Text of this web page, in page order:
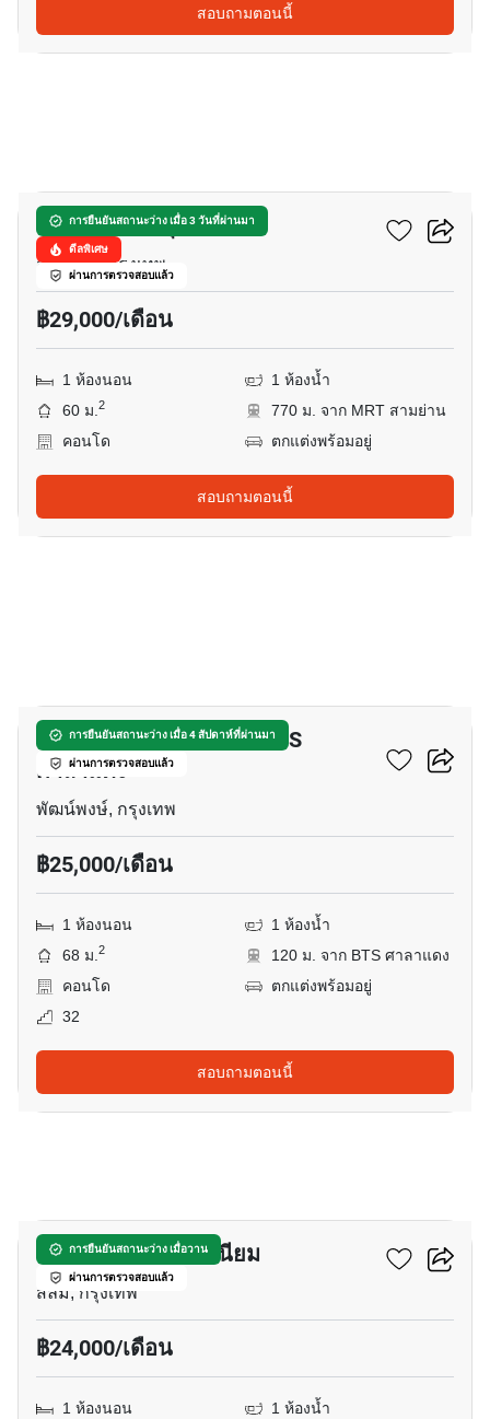
สอบถามตอนนี้
การยืนยันสถานะว่าง เมื่อ 3 วันที่ผ่านมา
ดีลพิเศษ
ผ่านการตรวจสอบแล้ว
ศุภาลัย เอลีท สุรวงศ์
สี่พระยา, กรุงเทพ
฿29,000/เดือน
1 ห้องนอน
1 ห้องน้ำ
60 ม.2
770 ม. จาก MRT สามย่าน
คอนโด
ตกแต่งพร้อมอยู่
สอบถามตอนนี้
การยืนยันสถานะว่าง เมื่อ 4 สัปดาห์ที่ผ่านมา
ผ่านการตรวจสอบแล้ว
คอนโด 1-ห้องนอน ใกล้ BTS
ศาลาแดง
พัฒน์พงษ์, กรุงเทพ
฿25,000/เดือน
1 ห้องนอน
1 ห้องน้ำ
68 ม.2
120 ม. จาก BTS ศาลาแดง
คอนโด
ตกแต่งพร้อมอยู่
32
สอบถามตอนนี้
การยืนยันสถานะว่าง เมื่อวาน
ผ่านการตรวจสอบแล้ว
สีลม สวีท คอนโดมิเนียม
สีลม, กรุงเทพ
฿24,000/เดือน
1 ห้องนอน 1 ห้องน้ำ